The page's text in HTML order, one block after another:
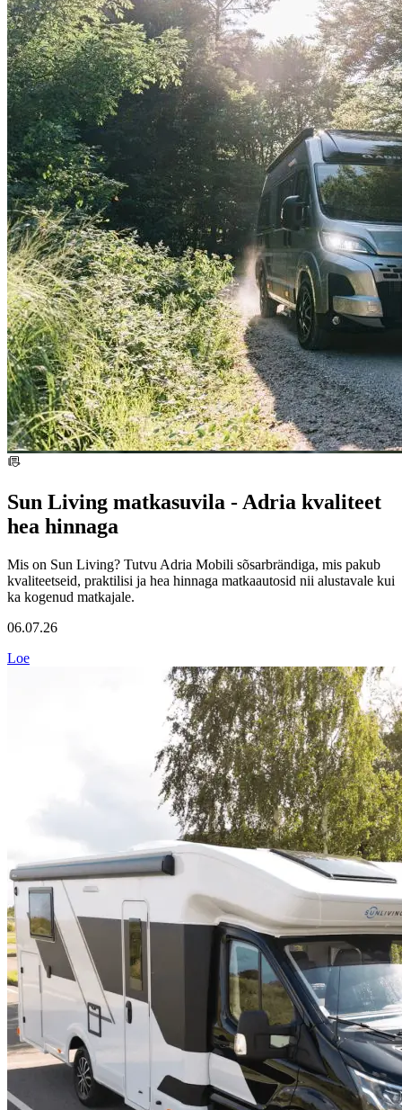
Sun Living matkasuvila - Adria kvaliteet
hea hinnaga
Mis on Sun Living? Tutvu Adria Mobili sõsarbrändiga, mis pakub
kvaliteetseid, praktilisi ja hea hinnaga matkaautosid nii alustavale kui
ka kogenud matkajale.
06.07.26
Loe